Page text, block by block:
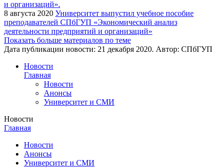
8 августа 2020 Университет выпустил учебное пособие
преподавателей СПбГУП «Экономический анализ
деятельности предприятий и организаций»
Показать больше материалов по теме
Дата публикации новости: 21 декабря 2020. Автор: СПбГУП
Новости
Главная
Новости
Анонсы
Университет и СМИ
Новости
Главная
Новости
Анонсы
Университет и СМИ